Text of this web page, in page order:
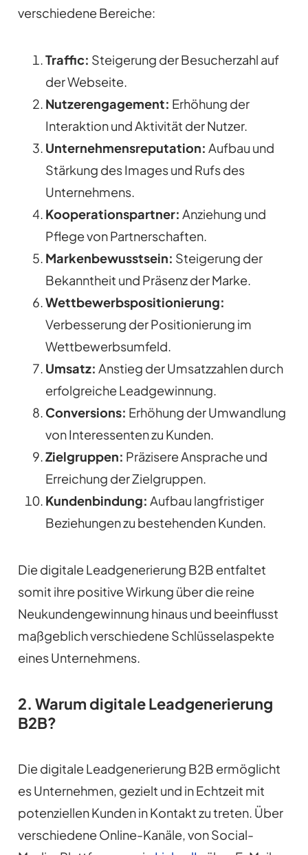
verschiedene Bereiche:
Traffic: Steigerung der Besucherzahl auf
der Webseite.
Nutzerengagement: Erhöhung der
Interaktion und Aktivität der Nutzer.
Unternehmensreputation: Aufbau und
Stärkung des Images und Rufs des
Unternehmens.
Kooperationspartner: Anziehung und
Pflege von Partnerschaften.
Markenbewusstsein: Steigerung der
Bekanntheit und Präsenz der Marke.
Wettbewerbspositionierung:
Verbesserung der Positionierung im
Wettbewerbsumfeld.
Umsatz: Anstieg der Umsatzzahlen durch
erfolgreiche Leadgewinnung.
Conversions: Erhöhung der Umwandlung
von Interessenten zu Kunden.
Zielgruppen: Präzisere Ansprache und
Erreichung der Zielgruppen.
Kundenbindung: Aufbau langfristiger
Beziehungen zu bestehenden Kunden.
Die digitale Leadgenerierung B2B entfaltet
somit ihre positive Wirkung über die reine
Neukundengewinnung hinaus und beeinflusst
maßgeblich verschiedene Schlüsselaspekte
eines Unternehmens.
2. Warum digitale Leadgenerierung
B2B?
Die digitale Leadgenerierung B2B ermöglicht
es Unternehmen, gezielt und in Echtzeit mit
potenziellen Kunden in Kontakt zu treten. Über
verschiedene Online-Kanäle, von Social-